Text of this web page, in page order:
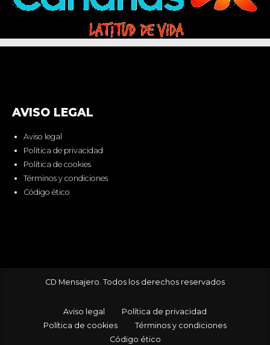
AVISO LEGAL
Aviso legal
Política de privacidad
Política de cookies
Términos y condiciones
Código ético
CD Mensajero. Todos los derechos reservados
Aviso legal
Política de privacidad
Política de cookies
Términos y condiciones
Código ético